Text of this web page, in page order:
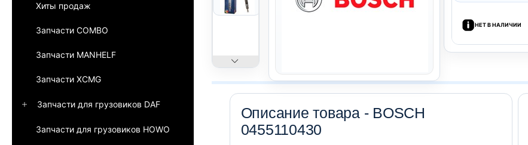
Хиты продаж
Запчасти COMBO
Запчасти MANHELF
Запчасти XCMG
Запчасти для грузовиков DAF
Запчасти для грузовиков HOWO
НЕТ В НАЛИЧИИ
Описание товара - BOSCH
0455110430